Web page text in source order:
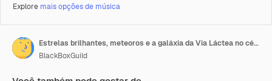
Explore mais opções de música
Estrelas brilhantes, meteoros e a galáxia da Via Láctea no céu noturno com cores diferentes durante um dia frio de inverno na natureza selvagem – filmagem em time-lapse.
BlackBoxGuild